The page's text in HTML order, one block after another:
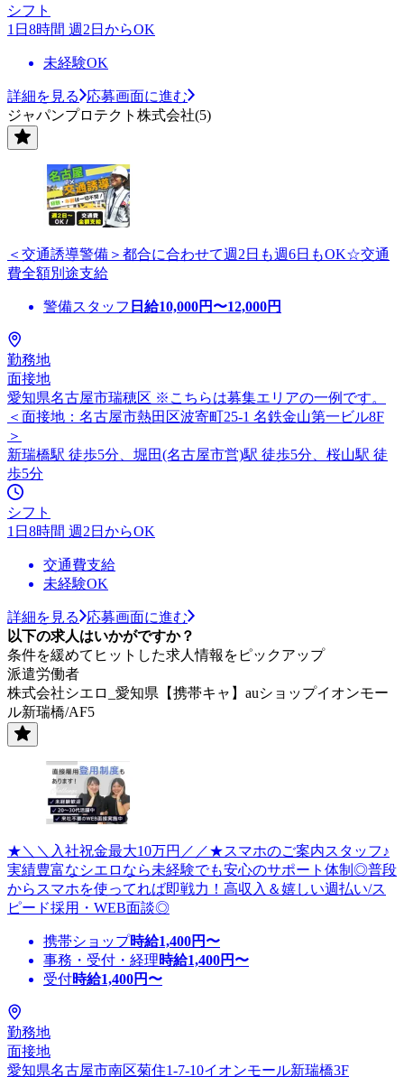
シフト
1日8時間 週2日からOK
未経験OK
詳細を見る
応募画面に進む
ジャパンプロテクト株式会社(5)
＜交通誘導警備＞都合に合わせて週2日も週6日もOK☆交通
費全額別途支給
警備スタッフ 日給10,000円〜12,000円
勤務地
面接地
愛知県名古屋市瑞穂区 ※こちらは募集エリアの一例です。
＜面接地：名古屋市熱田区波寄町25-1 名鉄金山第一ビル8F
＞
新瑞橋駅 徒歩5分、堀田(名古屋市営)駅 徒歩5分、桜山駅 徒
歩5分
シフト
1日8時間 週2日からOK
交通費支給
未経験OK
詳細を見る
応募画面に進む
以下の求人はいかがですか？
条件を緩めてヒットした求人情報をピックアップ
派遣労働者
株式会社シエロ_愛知県【携帯キャ】auショップイオンモー
ル新瑞橋/AF5
★＼＼入社祝金最大10万円／／★スマホのご案内スタッフ♪
実績豊富なシエロなら未経験でも安心のサポート体制◎普段
からスマホを使ってれば即戦力！高収入＆嬉しい週払い/ス
ピード採用・WEB面談◎
携帯ショップ時給1,400円〜
事務・受付・経理時給1,400円〜
受付時給1,400円〜
勤務地
面接地
愛知県名古屋市南区菊住1-7-10イオンモール新瑞橋3F